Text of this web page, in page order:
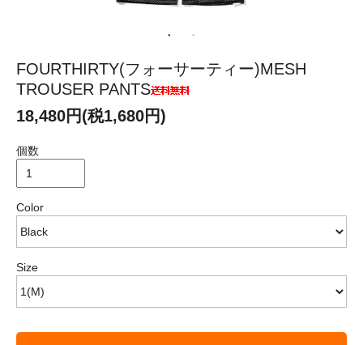
FOURTHIRTY(フォーサーティー)MESH
TROUSER PANTS
18,480円(税1,680円)
個数
Color
Size